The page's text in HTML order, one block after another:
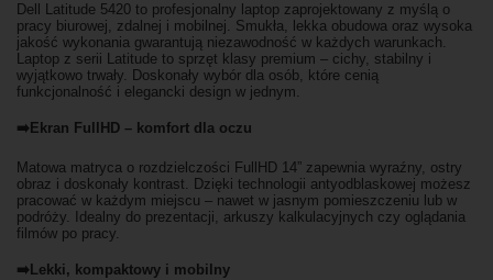
Dell Latitude 5420 to profesjonalny laptop zaprojektowany z myślą o
pracy biurowej, zdalnej i mobilnej. Smukła, lekka obudowa oraz wysoka
jakość wykonania gwarantują niezawodność w każdych warunkach.
Laptop z serii Latitude to sprzęt klasy premium – cichy, stabilny i
wyjątkowo trwały. Doskonały wybór dla osób, które cenią
funkcjonalność i elegancki design w jednym.
➡️Ekran FullHD – komfort dla oczu
Matowa matryca o rozdzielczości FullHD 14” zapewnia wyraźny, ostry
obraz i doskonały kontrast. Dzięki technologii antyodblaskowej możesz
pracować w każdym miejscu – nawet w jasnym pomieszczeniu lub w
podróży. Idealny do prezentacji, arkuszy kalkulacyjnych czy oglądania
filmów po pracy.
➡️Lekki, kompaktowy i mobilny